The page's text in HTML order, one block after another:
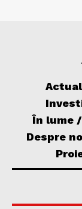
În lume
Despre